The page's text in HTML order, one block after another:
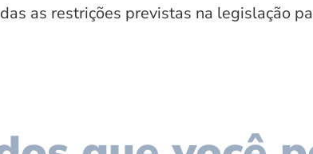
as restrições previstas na legislação